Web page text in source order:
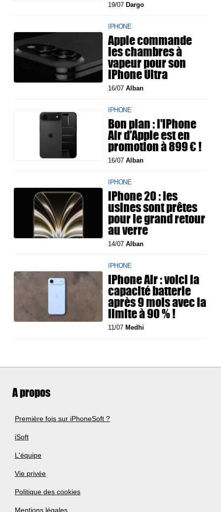
19/07 Dargo
IPHONE
Apple commande
les chambres à
vapeur pour son
iPhone Ultra
16/07Alban
IPHONE
Bon plan : l'iPhone
Air d'Apple est en
promotion à 899 € !
16/07Alban
IPHONE
iPhone 20 : les
usines sont prêtes
pour le grand retour
au verre
14/07Alban
IPHONE
iPhone Air : voici la
capacité batterie
après 9 mois avec la
limite à 90 % !
11/07 Medhi
A propos
Première fois sur iPhoneSoft ?
iSoft
L'équipe
Vie privée
Politique des cookies
Mentions légales